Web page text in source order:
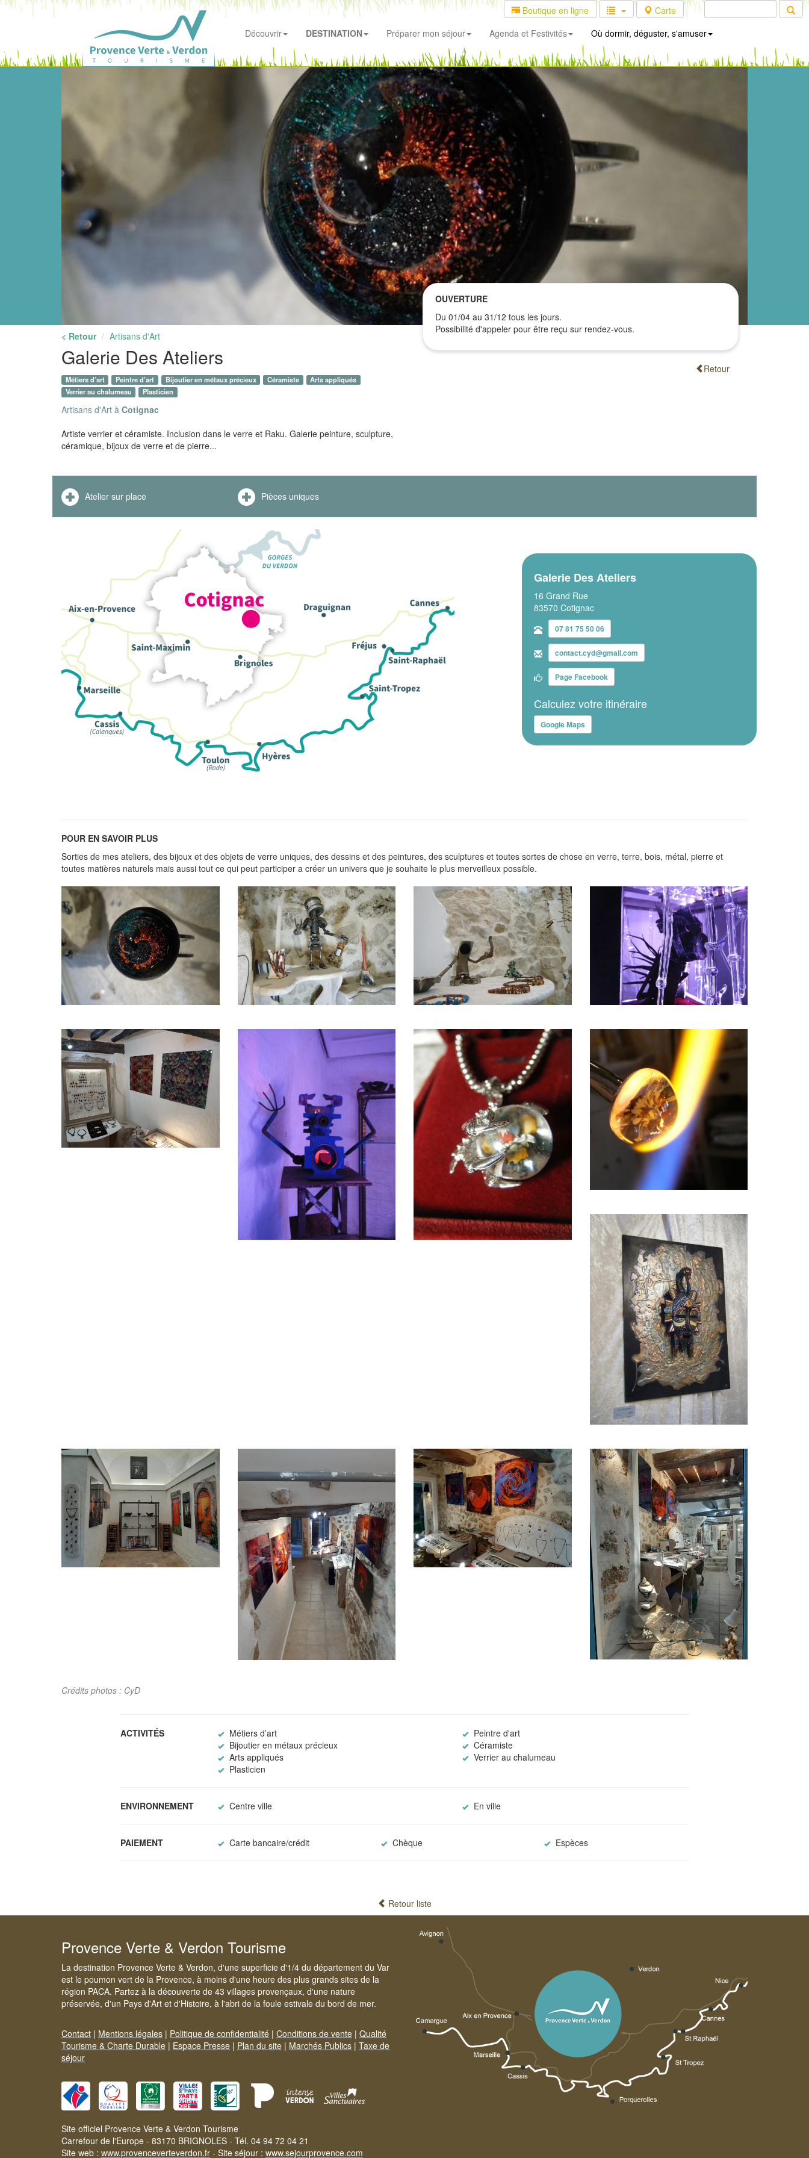
Boutique en ligne
Carte
Découvrir
DESTINATION Préparer mon séjour Agenda et Festivités Où dormir, déguster, s'amuser
< Retour Artisans d'Art
Galerie Des Ateliers
Métiers d’art Peintre d'art Bijoutier en métaux précieux Céramiste
Arts appliqués
Verrier au chalumeau
Plasticien
Artisans d'Art à Cotignac
Artiste verrier et céramiste. Inclusion dans le verre et Raku. Galerie peinture, sculpture,
céramique, bijoux de verre et de pierre...
OUVERTURE
Du 01/04 au 31/12 tous les jours.
Possibilité d'appeler pour être reçu sur rendez-vous.
Retour
Atelier sur place Pièces uniques
Galerie Des Ateliers
16 Grand Rue
83570 Cotignac
07 81 75 50 06
contact.cyd@gmail.com
Page Facebook
Calculez votre itinéraire
Google Maps
POUR EN SAVOIR PLUS
Sorties de mes ateliers, des bijoux et des objets de verre uniques, des dessins et des peintures, des sculptures et toutes sortes de chose en verre, terre, bois, métal, pierre et
toutes matières naturels mais aussi tout ce qui peut participer a créer un univers que je souhaite le plus merveilleux possible.
Crédits photos : CyD
ACTIVITÉS Métiers d’art
Peintre d'art
Bijoutier en métaux précieux
Céramiste
Arts appliqués
Verrier au chalumeau
Plasticien
ENVIRONNEMENT Centre ville En ville
PAIEMENT Carte bancaire/crédit Chèque Espèces
Retour liste
Provence Verte & Verdon Tourisme
La destination Provence Verte & Verdon, d'une superficie d'1/4 du département du Var
est le poumon vert de la Provence, à moins d'une heure des plus grands sites de la
région PACA. Partez à la découverte de 43 villages provençaux, d'une nature
préservée, d'un Pays d'Art et d'Histoire, à l'abri de la foule estivale du bord de mer.
Contact | Mentions légales | Politique de confidentialité | Conditions de vente | Qualité
Tourisme & Charte Durable | Espace Presse | Plan du site | Marchés Publics | Taxe de
séjour
Site officiel Provence Verte & Verdon Tourisme
Carrefour de l'Europe - 83170 BRIGNOLES - Tél. 04 94 72 04 21
Site web : www.provenceverteverdon.fr - Site séjour : www.sejourprovence.com